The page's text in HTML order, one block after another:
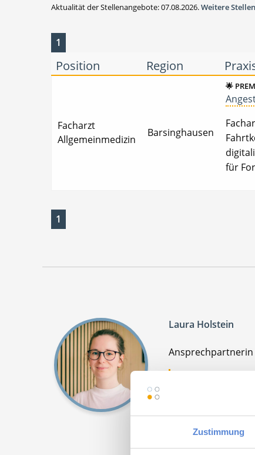
Zustimmung
Aktualität der Stellenangebote: 07.08.2026.Weitere
1
Position Region
Facharzt
Allgemeinmedizin
Barsinghausen
🌟
für
1
Laura Holstein
Ansprechpartnerin